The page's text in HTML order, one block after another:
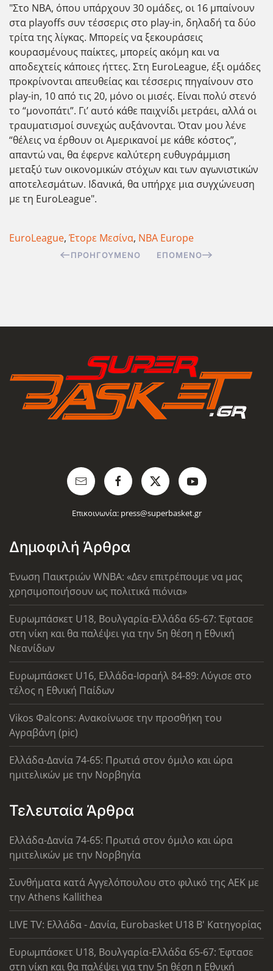
"Στο NBA, όπου υπάρχουν 30 ομάδες, οι 16 μπαίνουν
στα playoffs συν τέσσερις στο play-in, δηλαδή τα δύο
τρίτα της λίγκας. Μπορείς να ξεκουράσεις
κουρασμένους παίκτες, μπορείς ακόμη και να
αποδεχτείς κάποιες ήττες. Στη EuroLeague, έξι ομάδες
προκρίνονται απευθείας και τέσσερις πηγαίνουν στο
play-in, 10 από τις 20, μόνο οι μισές. Είναι πολύ στενό
το “μονοπάτι”. Γι’ αυτό κάθε παιχνίδι μετράει, αλλά οι
τραυματισμοί συνεχώς αυξάνονται. Όταν μου λένε
“θέλεις να έρθουν οι Αμερικανοί με κάθε κόστος”,
απαντώ ναι, θα έφερνε καλύτερη ευθυγράμμιση
μεταξύ των οικονομικών στόχων και των αγωνιστικών
αποτελεσμάτων. Ιδανικά, θα υπήρχε μια συγχώνευση
με τη EuroLeague".
EuroLeague, Έτορε Μεσίνα, NBA Europe
ΠΡΟΗΓΟΎΜΕΝΟ ΕΠΌΜΕΝΟ
Επικοινωνία: press@superbasket.gr
Δημοφιλή Άρθρα
Ένωση Παικτριών WNBA: «Δεν επιτρέπουμε να μας
χρησιμοποιήσουν ως πολιτικά πιόνια»
Ευρωμπάσκετ U18, Βουλγαρία-Ελλάδα 65-67: Έφτασε
στη νίκη και θα παλέψει για την 5η θέση η Εθνική
Νεανίδων
Ευρωμπάσκετ U16, Ελλάδα-Ισραήλ 84-89: Λύγισε στο
τέλος η Εθνική Παίδων
Vikos Φalcons: Ανακοίνωσε την προσθήκη του
Αγραβάνη (pic)
Ελλάδα-Δανία 74-65: Πρωτιά στον όμιλο και ώρα
ημιτελικών με την Νορβηγία
Τελευταία Άρθρα
Ελλάδα-Δανία 74-65: Πρωτιά στον όμιλο και ώρα
ημιτελικών με την Νορβηγία
Συνθήματα κατά Αγγελόπουλου στο φιλικό της ΑΕΚ με
την Athens Kallithea
LIVE TV: Ελλάδα - Δανία, Eurobasket U18 Β' Κατηγορίας
Ευρωμπάσκετ U18, Βουλγαρία-Ελλάδα 65-67: Έφτασε
στη νίκη και θα παλέψει για την 5η θέση η Εθνική